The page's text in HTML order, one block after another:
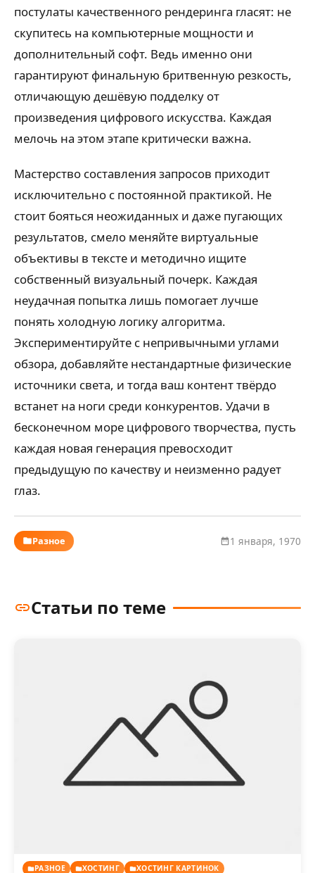
постулаты качественного рендеринга гласят: не
скупитесь на компьютерные мощности и
дополнительный софт. Ведь именно они
гарантируют финальную бритвенную резкость,
отличающую дешёвую подделку от
произведения цифрового искусства. Каждая
мелочь на этом этапе критически важна.
Мастерство составления запросов приходит
исключительно с постоянной практикой. Не
стоит бояться неожиданных и даже пугающих
результатов, смело меняйте виртуальные
объективы в тексте и методично ищите
собственный визуальный почерк. Каждая
неудачная попытка лишь помогает лучше
понять холодную логику алгоритма.
Экспериментируйте с непривычными углами
обзора, добавляйте нестандартные физические
источники света, и тогда ваш контент твёрдо
встанет на ноги среди конкурентов. Удачи в
бесконечном море цифрового творчества, пусть
каждая новая генерация превосходит
предыдущую по качеству и неизменно радует
глаз.
Разное 1 января, 1970
Статьи по теме
РАЗНОЕ ХОСТИНГ ХОСТИНГ КАРТИНОК